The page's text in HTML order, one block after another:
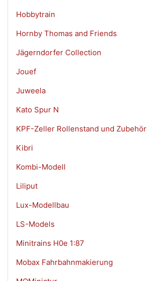
Hobbytrain
Hornby Thomas and Friends
Jägerndorfer Collection
Jouef
Juweela
Kato Spur N
KPF-Zeller Rollenstand und Zubehör
Kibri
Kombi-Modell
Liliput
Lux-Modellbau
LS-Models
Minitrains H0e 1:87
Mobax Fahrbahnmakierung